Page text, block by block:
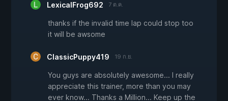
LexicalFrog692 7 ต.ค.
thanks if the invalid time lap could stop too
it will be awsome
ClassicPuppy419 19 ก.ย.
You guys are absolutely awesome... I really
appreciate this trainer, more than you may
ever know... Thanks a Million... Keep up the